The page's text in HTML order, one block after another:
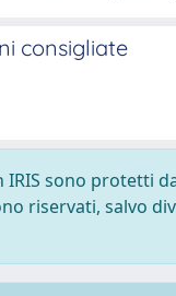
consigliate
IRIS sono protetti
riservati, salvo